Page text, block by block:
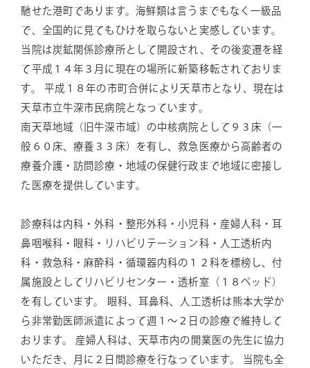
馳せた港町であります。海鮮類は言うまでもなく一級品
で、全国的に見てもひけを取らないと実感しています。
当院は炭鉱関係診療所として開設され、その後変遷を経
て平成１４年３月に現在の場所に新築移転されておりま
す。 平成１８年の市町合併により天草市となり、現在は
天草市立牛深市民病院となっています。
南天草地域（旧牛深市域）の中核病院として９３床（一
般６０床、療養３３床）を有し、救急医療から高齢者の
療養介護・訪問診療・地域の保健行政まで地域に密接し
た医療を提供しています。
診療科は内科・外科・整形外科・小児科・産婦人科・耳
鼻咽喉科・眼科・リハビリテーション科・人工透析内
科・救急科・麻酔科・循環器内科の１２科を標榜し、付
属施設としてリハビリセンター・透析室（１８ベッド）
を有しています。 眼科、耳鼻科、人工透析は熊本大学か
ら非常勤医師派遣によって週１～２日の診療で維持して
おります。 産婦人科は、天草市内の開業医の先生に協力
いただき、月に２日間診療を行なっています。 当院も全